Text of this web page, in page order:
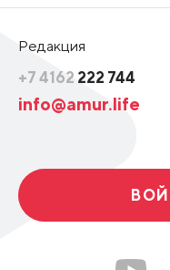
Редакция
+7 4162 222 744
info@amur.life